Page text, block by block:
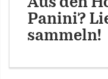
Panini?
sammeln!